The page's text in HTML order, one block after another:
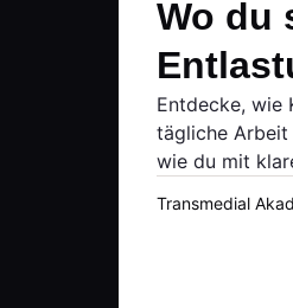
Wo du
Entdecke, wie
tägliche
wie du mit
Transmedial